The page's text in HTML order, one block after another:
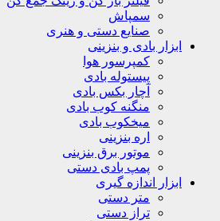
سمپاش
صنایع دستی و هنری
ابزار بادی و بنزینی
کمپرسور هوا
پیستوله بادی
آچار بکس بادی
منگنه کوب بادی
میخکوب بادی
اره بنزینی
موتور برق بنزینی
پمپ بادی دستی
ابزار اندازه گیری
متر دستی
تراز دستی